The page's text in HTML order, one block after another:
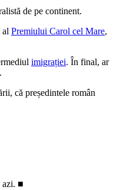
de pe continent.
al Premiului Carol cel Mare,
imigrației. În final, ar
că președintele român
azi. ■